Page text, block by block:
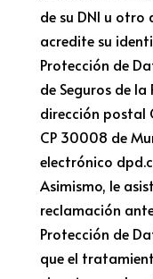
de su DNI u
acredite su
Protección de
de Seguros de la
dirección postal
CP 30008 de
electrónico
Asimismo, le
reclamación
Protección de
que el